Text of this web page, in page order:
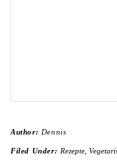
Author: Dennis
Filed Under: Rezepte,